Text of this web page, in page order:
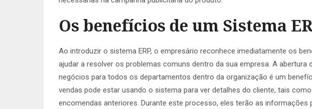
Os benefícios de um Sistema
Ao introduzir o sistema ERP, o empresário reconhece imediatamente os
ajudar a resolver os problemas comuns dentro da sua empresa. A
negócios para todos os departamentos dentro da organização é um
vendas pode estar usando o sistema para ver detalhes do cliente, tais
encomendas anteriores. Durante este processo, eles terão as informações